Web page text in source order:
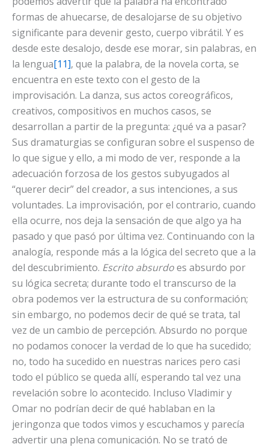
formas de ahuecarse, de desalojarse de su objetivo
significante para devenir gesto, cuerpo vibrátil. Y es
desde este desalojo, desde ese morar, sin palabras, en
la lengua[11], que la palabra, de la novela corta, se
encuentra en este texto con el gesto de la
improvisación. La danza, sus actos coreográficos,
creativos, compositivos en muchos casos, se
desarrollan a partir de la pregunta: ¿qué va a pasar?
Sus dramaturgias se configuran sobre el suspenso de
lo que sigue y ello, a mi modo de ver, responde a la
adecuación forzosa de los gestos subyugados al
“querer decir” del creador, a sus intenciones, a sus
voluntades. La improvisación, por el contrario, cuando
ella ocurre, nos deja la sensación de que algo ya ha
pasado y que pasó por última vez. Continuando con la
analogía, responde más a la lógica del secreto que a la
del descubrimiento. Escrito absurdoes absurdo por
su lógica secreta; durante todo el transcurso de la
obra podemos ver la estructura de su conformación;
sin embargo, no podemos decir de qué se trata, tal
vez de un cambio de percepción. Absurdo no porque
no podamos conocer la verdad de lo que ha sucedido;
no, todo ha sucedido en nuestras narices pero casi
todo el público se queda allí, esperando tal vez una
revelación sobre lo acontecido. Incluso Vladimir y
Omar no podrían decir de qué hablaban en la
jeringonza que todos vimos y escuchamos y parecía
advertir una plena comunicación. No se trató de